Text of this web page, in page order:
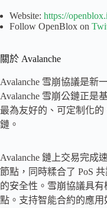
Website: https://
Follow OpenBlox on
關於 Avalanche
Avalanche 雪崩協議是新
Avalanche 雪崩公鏈正是
最為友好的、可定制化
鏈。
Avalanche 鏈上交易完成
節點，同時糅合了 PoS
的安全性。雪崩協議具
點。支持智能合約的應